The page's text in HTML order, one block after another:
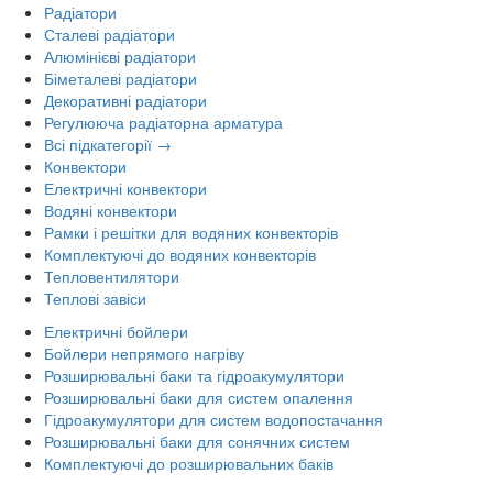
Радіатори
Сталеві радіатори
Алюмінієві радіатори
Біметалеві радіатори
Декоративні радіатори
Регулююча радіаторна арматура
Всі підкатегорії →
Конвектори
Електричні конвектори
Водяні конвектори
Рамки і решітки для водяних конвекторів
Комплектуючі до водяних конвекторів
Тепловентилятори
Теплові завіси
Електричні бойлери
Бойлери непрямого нагріву
Розширювальні баки та гідроакумулятори
Розширювальні баки для систем опалення
Гідроакумулятори для систем водопостачання
Розширювальні баки для сонячних систем
Комплектуючі до розширювальних баків